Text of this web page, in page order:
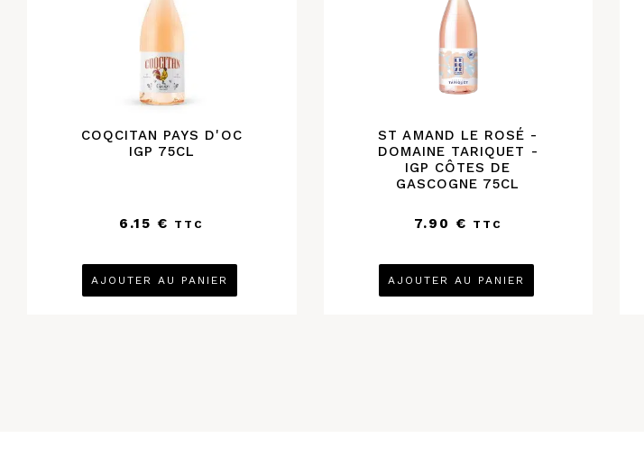
COQCITAN PAYS D'OC
IGP 75CL
6.15€ TTC
AJOUTER AU PANIER
ST AMAND LE ROSÉ -
DOMAINE TARIQUET -
IGP CÔTES DE
GASCOGNE 75CL
7.90 € TTC
AJOUTER AU PANIER